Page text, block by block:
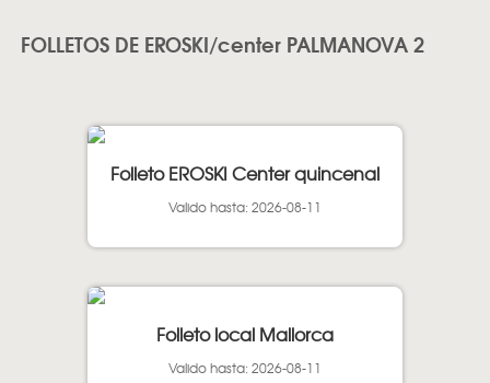
FOLLETOS DE EROSKI/center PALMANOVA 2
Folleto EROSKI Center quincenal
Valido hasta: 2026-08-11
Folleto local Mallorca
Valido hasta: 2026-08-11